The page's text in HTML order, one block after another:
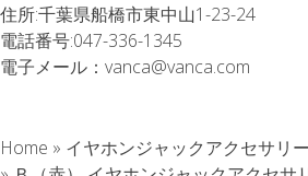
住所:千葉県船橋市東中山1-23-24
電話番号:047-336-1345
電子メール： vanca@vanca.com
Home » イヤホンジャックアクセサリー